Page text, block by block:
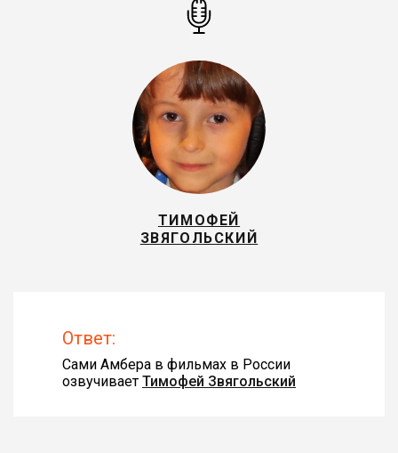
ТИМОФЕЙ
ЗВЯГОЛЬСКИЙ
Ответ:
Сами Амбера в фильмах в России
озвучивает Тимофей Звягольский